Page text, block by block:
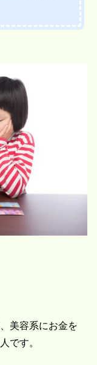
美容系にお金を
です。